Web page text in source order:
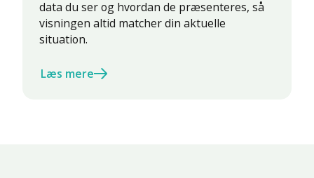
data du ser og hvordan de præsenteres, så
visningen altid matcher din aktuelle
situation.
Læs mere